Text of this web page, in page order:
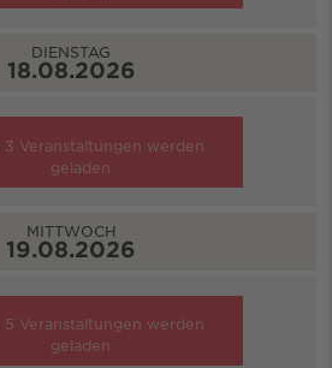
DIENSTAG
18.08.2026
3 Veranstaltungen werden
geladen
MITTWOCH
19.08.2026
5 Veranstaltungen werden
geladen